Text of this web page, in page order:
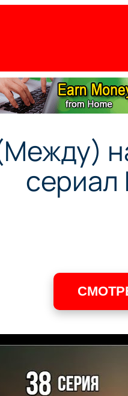
сериал